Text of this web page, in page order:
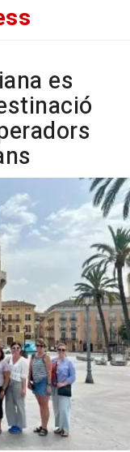
es